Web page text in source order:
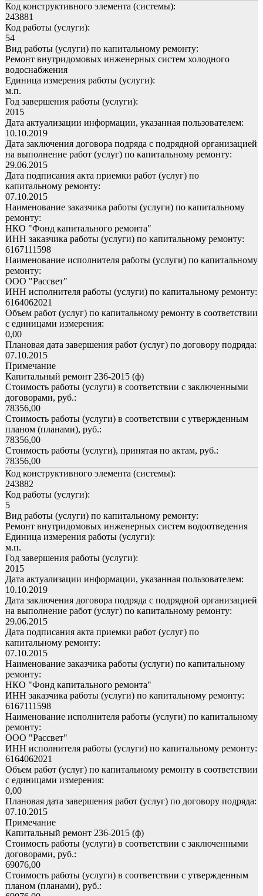
Код конструктивного элемента (системы):
243881
Код работы (услуги):
54
Вид работы (услуги) по капитальному ремонту:
Ремонт внутридомовых инженерных систем холодного
водоснабжения
Единица измерения работы (услуги):
м.п.
Год завершения работы (услуги):
2015
Дата актуализации информации, указанная пользователем:
10.10.2019
Дата заключения договора подряда с подрядной организацией
на выполнение работ (услуг) по капитальному ремонту:
29.06.2015
Дата подписания акта приемки работ (услуг) по
капитальному ремонту:
07.10.2015
Наименование заказчика работы (услуги) по капитальному
ремонту:
НКО "Фонд капитального ремонта"
ИНН заказчика работы (услуги) по капитальному ремонту:
6167111598
Наименование исполнителя работы (услуги) по капитальному
ремонту:
ООО "Рассвет"
ИНН исполнителя работы (услуги) по капитальному ремонту:
6164062021
Объем работ (услуг) по капитальному ремонту в соответствии
с единицами измерения:
0,00
Плановая дата завершения работ (услуг) по договору подряда:
07.10.2015
Примечание
Капитальный ремонт 236-2015 (ф)
Стоимость работы (услуги) в соответствии с заключенными
договорами, руб.:
78356,00
Стоимость работы (услуги) в соответствии с утвержденным
планом (планами), руб.:
78356,00
Стоимость работы (услуги), принятая по актам, руб.:
78356,00
Код конструктивного элемента (системы):
243882
Код работы (услуги):
5
Вид работы (услуги) по капитальному ремонту:
Ремонт внутридомовых инженерных систем водоотведения
Единица измерения работы (услуги):
м.п.
Год завершения работы (услуги):
2015
Дата актуализации информации, указанная пользователем:
10.10.2019
Дата заключения договора подряда с подрядной организацией
на выполнение работ (услуг) по капитальному ремонту:
29.06.2015
Дата подписания акта приемки работ (услуг) по
капитальному ремонту:
07.10.2015
Наименование заказчика работы (услуги) по капитальному
ремонту:
НКО "Фонд капитального ремонта"
ИНН заказчика работы (услуги) по капитальному ремонту:
6167111598
Наименование исполнителя работы (услуги) по капитальному
ремонту:
ООО "Рассвет"
ИНН исполнителя работы (услуги) по капитальному ремонту:
6164062021
Объем работ (услуг) по капитальному ремонту в соответствии
с единицами измерения:
0,00
Плановая дата завершения работ (услуг) по договору подряда:
07.10.2015
Примечание
Капитальный ремонт 236-2015 (ф)
Стоимость работы (услуги) в соответствии с заключенными
договорами, руб.:
69076,00
Стоимость работы (услуги) в соответствии с утвержденным
планом (планами), руб.: